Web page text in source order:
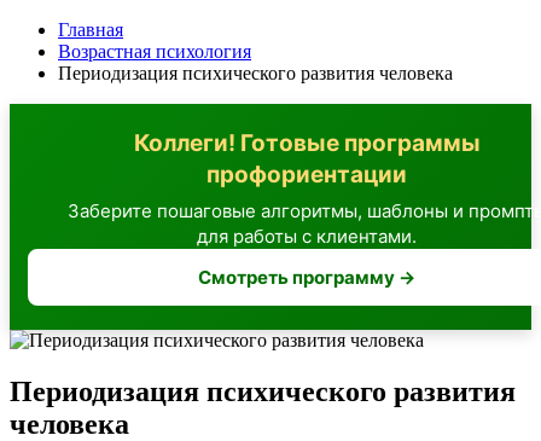
Главная
Возрастная психология
Периодизация психического развития человека
Коллеги! Готовые программы
профориентации
Заберите пошаговые алгоритмы, шаблоны и
для работы с клиентами.
Смотреть программу →
Периодизация психического развития
человека